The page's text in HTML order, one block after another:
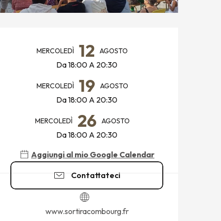
E CONTATTI
MERCOLEDÌ 12 AGOSTO
Da 18:00 A 20:30
MERCOLEDÌ 19 AGOSTO
Da 18:00 A 20:30
MERCOLEDÌ 26 AGOSTO
Da 18:00 A 20:30
Aggiungi al mio Google Calendar
Contattateci
www.sortiracombourg.fr